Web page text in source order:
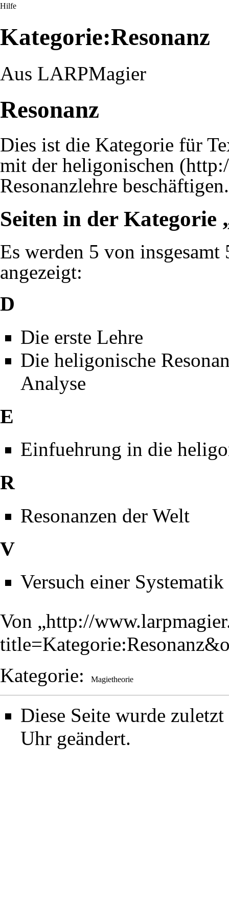
Hilfe
Kategorie:Resonanz
Aus LARPMagier
Resonanz
Dies ist die Kategorie für
mit der heligonischen
Resonanzlehre beschäftigen.
Seiten in der Kategorie
Es werden 5 von
angezeigt:
D
Die erste Lehre
Die heligonische
Analyse
E
Einfuehrung in die
R
Resonanzen der Welt
V
Versuch einer Systematik
Von „http://
Kategorie: Magietheorie
Diese Seite wurde
Uhr geändert.